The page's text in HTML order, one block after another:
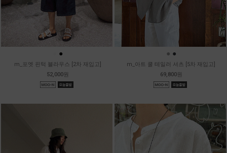
●
m_포엣 핀턱 블라우스 [2차 재입고]
52,000원
● ●
m_아트 쿨 테일러 셔츠 [5차 재입고]
69,800원